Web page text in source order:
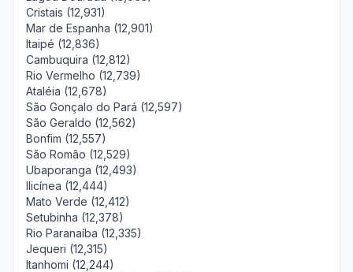
Cristais (12,931)
Mar de Espanha (12,901)
Itaipé (12,836)
Cambuquira (12,812)
Rio Vermelho (12,739)
Ataléia (12,678)
São Gonçalo do Pará (12,597)
São Geraldo (12,562)
Bonfim (12,557)
São Romão (12,529)
Ubaporanga (12,493)
Ilicínea (12,444)
Mato Verde (12,412)
Setubinha (12,378)
Rio Paranaíba (12,335)
Jequeri (12,315)
Itanhomi (12,244)